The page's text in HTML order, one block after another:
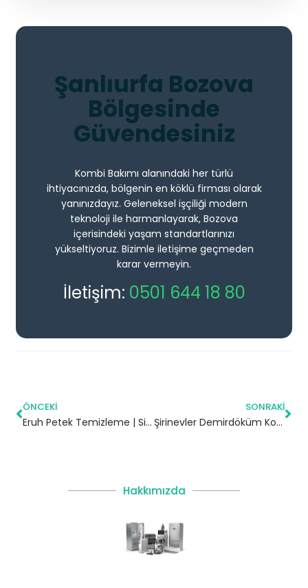
Şanlıurfa Bozova
Bölgesinde
Güvendesiniz
Kombi Bakımı alanındaki her türlü
ihtiyacınızda, bölgenin en köklü firması olarak
yanınızdayız. Geleneksel işçiliği modern
teknoloji ile harmanlayarak, Bozova
içerisindeki yaşam standartlarınızı
yükseltiyoruz. Bizimle iletişime geçmeden
karar vermeyin.
İletişim: 0501 644 18 80
ÖNCEKI
Eruh Petek Temizleme | Siirt
SONRAKI
Şirinevler Demirdöküm Kombi Servisi – Bahçelievler Yetkili Servis
Hakkımızda